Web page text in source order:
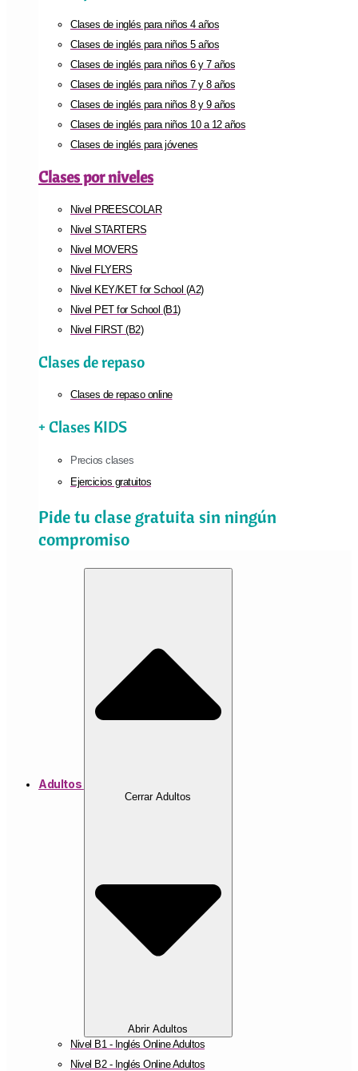
Clases de inglés para niños 4 años
Clases de inglés para niños 5 años
Clases de inglés para niños 6 y 7 años
Clases de inglés para niños 7 y 8 años
Clases de inglés para niños 8 y 9 años
Clases de inglés para niños 10 a 12 años
Clases de inglés para jóvenes
Clases por niveles
Nivel PREESCOLAR
Nivel STARTERS
Nivel MOVERS
Nivel FLYERS
Nivel KEY/KET for School (A2)
Nivel PET for School (B1)
Nivel FIRST (B2)
Clases de repaso
Clases de repaso online
+ Clases KIDS
Precios clases
Ejercicios gratuitos
Pide tu clase gratuita sin ningún
compromiso
Adultos
Cerrar Adultos
Abrir Adultos
Nivel B1 - Inglés Online Adultos
Nivel B2 - Inglés Online Adultos